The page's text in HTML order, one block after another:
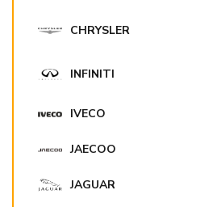
CHRYSLER
INFINITI
IVECO
JAECOO
JAGUAR